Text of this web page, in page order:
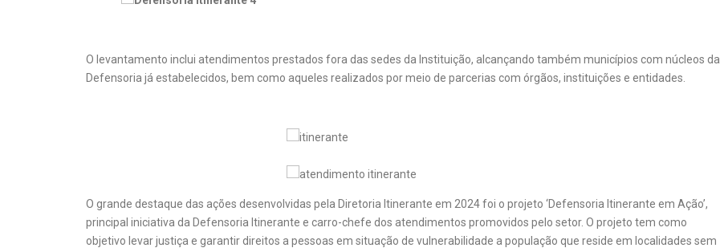
O levantamento inclui atendimentos prestados fora das sedes da Instituição, alcançando também municípios com núcleos da
Defensoria já estabelecidos, bem como aqueles realizados por meio de parcerias com órgãos, instituições e entidades.
O grande destaque das ações desenvolvidas pela Diretoria Itinerante em 2024 foi o projeto ‘Defensoria Itinerante em Ação’,
principal iniciativa da Defensoria Itinerante e carro-chefe dos atendimentos promovidos pelo setor. O projeto tem como
objetivo levar justiça e garantir direitos a pessoas em situação de vulnerabilidade a população que reside em localidades sem